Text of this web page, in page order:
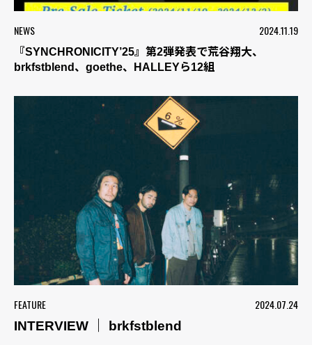
NEWS 2024.11.19
『SYNCHRONICITY’25』第2弾発表で荒谷翔大、
brkfstblend、goethe、HALLEYら12組
FEATURE
2024.07.24
INTERVIEW ｜ brkfstblend